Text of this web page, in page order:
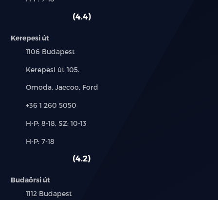
HDC)
Keréknyomás figyelő rendszer (TPMS)
Sávtartást segítő es sávelhagyásra figyelmeztető
rendszerek (LCA,LDW)
Holttérfigyelő rendszer (BSD)
Nyitott ajtóra figyelmeztető jelzés (DOW)
Hátsó ütközésre figyelmeztető rendszer (RCW)
Hátsó keresztforgalomra figyelmeztető rendszer
(RCTA)
4.4
Kerepesi út
Település:
1106 Budapest
Cím:
Kerepesi út 105.
Márkák:
Omoda, Jaecoo, Ford
Telefon:
+36 1 260 5050
Új-
használt
H-P: 8-18, SZ: 10-13
Alkatrész,
H-P: 7-18
4.2
Budaörsi út
Település:
1112 Budapest